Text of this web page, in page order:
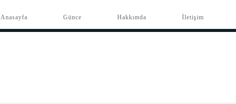
Anasayfa Günce Hakkımda İletişim